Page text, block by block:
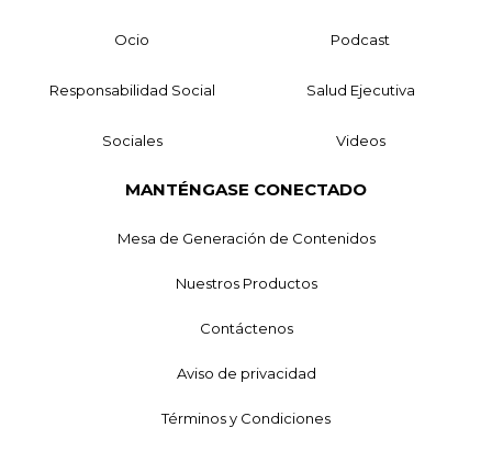
Ocio Podcast
Responsabilidad Social Salud Ejecutiva
Sociales Videos
MANTÉNGASE CONECTADO
Mesa de Generación de Contenidos
Nuestros Productos
Contáctenos
Aviso de privacidad
Términos y Condiciones